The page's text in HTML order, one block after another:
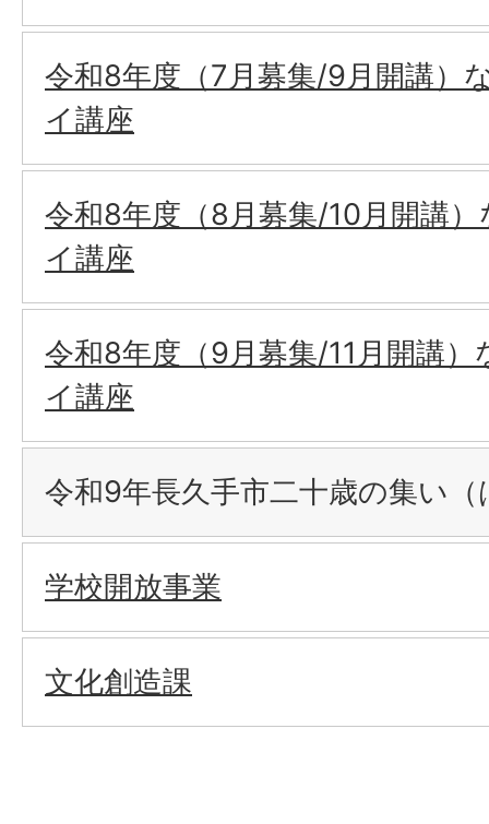
令和8年度（7月募集/9月開講）
イ講座
令和8年度（8月募集/10月開講
イ講座
令和8年度（9月募集/11月開講
イ講座
令和9年長久手市二十歳の集い
学校開放事業
文化創造課